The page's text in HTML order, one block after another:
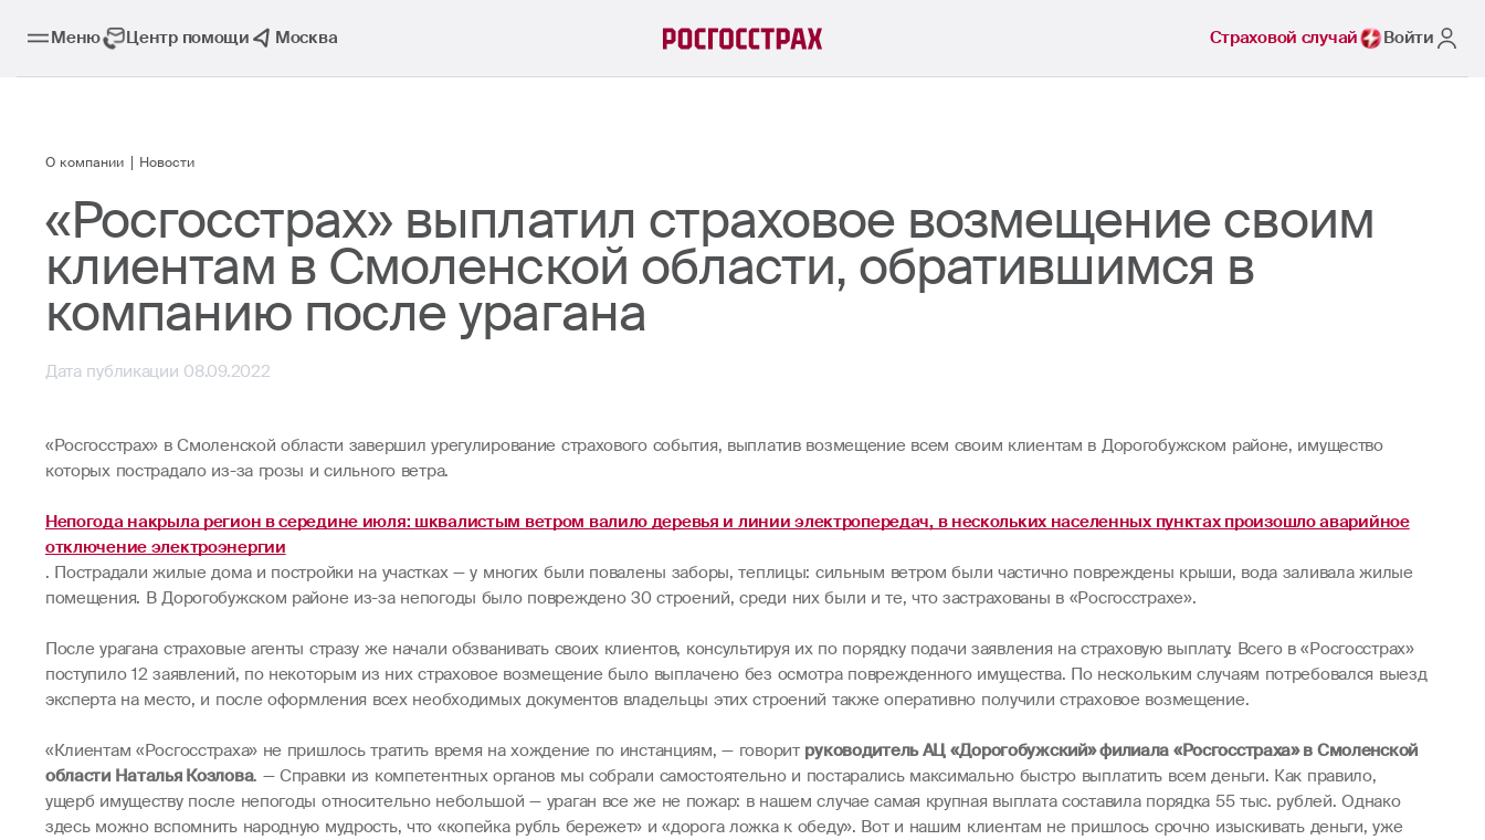
Меню Центр помощи Москва Страховой случай Войти
О компании Новости
«Росгосстрах» выплатил страховое возмещение своим
клиентам в Смоленской области, обратившимся в
компанию после урагана
Дата публикации 08.09.2022
«Росгосстрах» в Смоленской области завершил урегулирование страхового события, выплатив возмещение всем своим клиентам в Дорогобужском районе, имущество
которых пострадало из-за грозы и сильного ветра.
Непогода накрыла регион в середине июля: шквалистым ветром валило деревья и линии электропередач, в нескольких населенных пунктах произошло аварийное
отключение электроэнергии
. Пострадали жилые дома и постройки на участках — у многих были повалены заборы, теплицы: сильным ветром были частично повреждены крыши, вода заливала жилые
помещения. В Дорогобужском районе из-за непогоды было повреждено 30 строений, среди них были и те, что застрахованы в «Росгосстрахе».
После урагана страховые агенты стразу же начали обзванивать своих клиентов, консультируя их по порядку подачи заявления на страховую выплату. Всего в «Росгосстрах»
поступило 12 заявлений, по некоторым из них страховое возмещение было выплачено без осмотра поврежденного имущества. По нескольким случаям потребовался выезд
эксперта на место, и после оформления всех необходимых документов владельцы этих строений также оперативно получили страховое возмещение.
«Клиентам «Росгосстраха» не пришлось тратить время на хождение по инстанциям, — говорит руководитель АЦ «Дорогобужский» филиала «Росгосстраха» в Смоленской
области Наталья Козлова. — Справки из компетентных органов мы собрали самостоятельно и постарались максимально быстро выплатить всем деньги. Как правило,
ущерб имуществу после непогоды относительно небольшой — ураган все же не пожар: в нашем случае самая крупная выплата составила порядка 55 тыс. рублей. Однако
здесь можно вспомнить народную мудрость, что «копейка рубль бережет» и «дорога ложка к обеду». Вот и нашим клиентам не пришлось срочно изыскивать деньги, уже